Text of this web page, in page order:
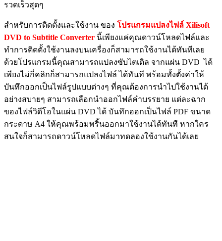
รวดเร็วสุดๆ
สำหรับการติดตั้งและใช้งาน ของ โปรแกรมแปลงไฟล์ Xilisoft
DVD to Subtitle Converter นี้เพียงแค่คุณดาวน์โหลดไฟล์และ
ทำการติดตั้งใช้งานลงบนเครื่องก็สามารถใช้งานได้ทันทีเลย
ด้วยโปรแกรมนี้คุณสามารถแปลงซับไตเติล จากแผ่น DVD ได้
เพียงไม่กี่คลิกก็สามารถแปลงไฟล์ ได้ทันที พร้อมทั้งตั้งค่าให้
บันทึกออกเป็นไฟล์รูปแบบต่างๆ ที่คุณต้องการนำไปใช้งานได้
อย่างสบายๆ สามารถเลือกนำออกไฟล์คำบรรยาย แต่ละฉาก
ของไฟล์วิดีโอในแผ่น DVD ได้ บันทึกออกเป็นไฟล์ PDF ขนาด
กระดาษ A4 ให้คุณพร้อมพริ้นออกมาใช้งานได้ทันที หากใคร
สนใจก็สามารถดาวน์โหลดไฟล์มาทดลองใช้งานกันได้เลย